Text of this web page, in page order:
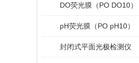
DO荧光膜（PO DO10）
pH荧光膜（PO pH10）
封闭式平面光极检测仪